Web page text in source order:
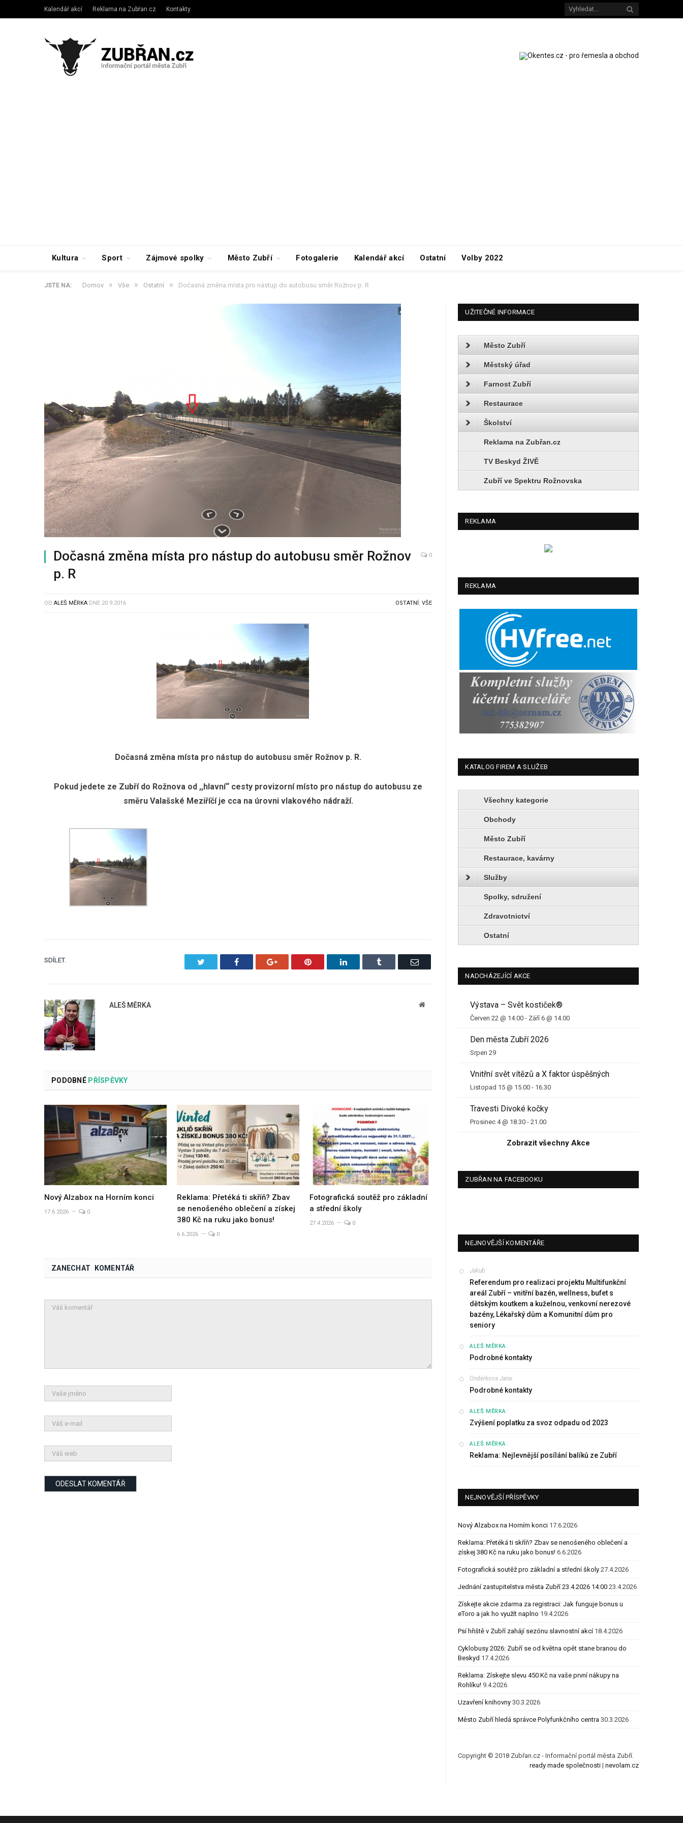
Kalendář akcí Reklama na Zubřan.cz Kontakty
Kultura Sport Zájmové spolky Město Zubří Fotogalerie Kalendář akcí Ostatní Volby 2022
JSTE NA: Domov » Vše » Ostatní » Dočasná změna místa pro nástup do autobusu směr Rožnov p. R
Dočasná změna místa pro nástup do autobusu směr Rožnov
p. R
0
OD ALEŠ MĚRKA DNE 20.9.2016 OSTATNÍ,VŠE
Dočasná změna místa pro nástup do autobusu směr Rožnov p. R.
Pokud jedete ze Zubří do Rožnova od ,,hlavní“ cesty provizorní místo pro nástup do autobusu ze
směru Valašské Meziříčí je cca na úrovni vlakového nádraží.
SDÍLET. Facebook Google+ Pinterest LinkedIn Tumblr Email
ALEŠ MĚRKA Website
PODOBNÉPŘÍSPĚVKY
Nový Alzabox na Horním konci
17.6.2026 0
Reklama: Přetéká ti skříň? Zbav
se nenošeného oblečení a získej
380 Kč na ruku jako bonus!
6.6.2026 0
Fotografická soutěž pro základní
a střední školy
27.4.2026 0
ZANECHAT KOMENTÁŘ
UŽITEČNÉ INFORMACE
Město Zubří
Městský úřad
Farnost Zubří
Restaurace
Školství
Reklama na Zubřan.cz
TV Beskyd ŽIVĚ
Zubří ve Spektru Rožnovska
REKLAMA
REKLAMA
KATALOG FIREM A SLUŽEB
Všechny kategorie
Obchody
Město Zubří
Restaurace, kavárny
Služby
Spolky, sdružení
Zdravotnictví
Ostatní
NADCHÁZEJÍCÍ AKCE
Výstava – Svět kostiček®
Červen 22 @ 14.00 - Září 6 @ 14.00
Den města Zubří 2026
Srpen 29
Vnitřní svět vítězů a X faktor úspěšných
Listopad 15 @ 15.00 - 16.30
Travesti Divoké kočky
Prosinec 4 @ 18.30 -21.00
Zobrazit všechny Akce
ZUBŘAN NA FACEBOOKU
NEJNOVĚJŠÍ KOMENTÁŘE
Jakub:
Referendum pro realizaci projektu Multifunkční
areál Zubří – vnitřní bazén, wellness, bufet s
dětským koutkem a kuželnou, venkovní nerezové
bazény, Lékařský dům a Komunitní dům pro
seniory
ALEŠ MĚRKA:
Podrobné kontakty
Onderkova Jana:
Podrobné kontakty
ALEŠ MĚRKA:
Zvýšení poplatku za svoz odpadu od 2023
ALEŠ MĚRKA:
Reklama: Nejlevnější posílání balíků ze Zubří
NEJNOVĚJŠÍ PŘÍSPĚVKY
Nový Alzabox na Horním konci 17.6.2026
Reklama: Přetéká ti skříň? Zbav se nenošeného oblečení a
získej 380 Kč na ruku jako bonus! 6.6.2026
Fotografická soutěž pro základní a střední školy 27.4.2026
Jednání zastupitelstva města Zubří 23.4.2026 14:00 23.4.2026
Získejte akcie zdarma za registraci: Jak funguje bonus u
eToro a jak ho využít naplno 19.4.2026
Psí hřiště v Zubří zahájí sezónu slavnostní akcí 18.4.2026
Cyklobusy 2026: Zubří se od května opět stane branou do
Beskyd 17.4.2026
Reklama: Získejte slevu 450 Kč na vaše první nákupy na
Rohlíku! 9.4.2026
Uzavření knihovny 30.3.2026
Město Zubří hledá správce Polyfunkčního centra 30.3.2026
Copyright © 2018 Zubřan.cz - Informační portál města Zubří.
ready made společnosti| nevolam.cz